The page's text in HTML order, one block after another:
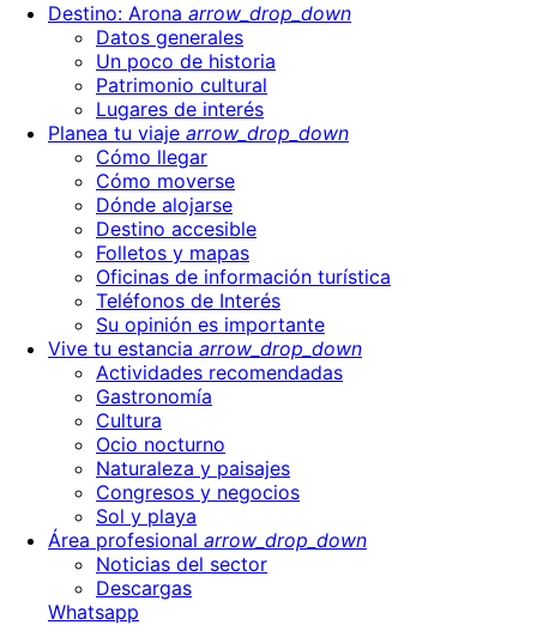
Destino: Arona arrow_drop_down
Datos generales
Un poco de historia
Patrimonio cultural
Lugares de interés
Planea tu viaje arrow_drop_down
Cómo llegar
Cómo moverse
Dónde alojarse
Destino accesible
Folletos y mapas
Oficinas de información turística
Teléfonos de Interés
Su opinión es importante
Vive tu estancia arrow_drop_down
Actividades recomendadas
Gastronomía
Cultura
Ocio nocturno
Naturaleza y paisajes
Congresos y negocios
Sol y playa
Área profesional arrow_drop_down
Noticias del sector
Descargas
Whatsapp